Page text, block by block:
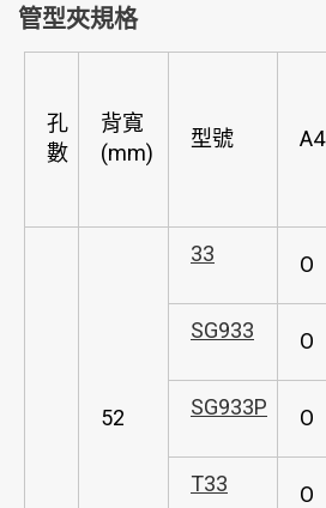
管型夾規格
孔
數
背寬
(mm)
型號 A4
52
33 O
SG933 O
SG933P O
T33 O